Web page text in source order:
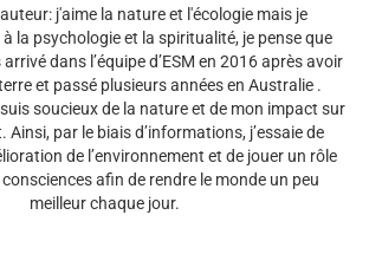
j'aime la nature et l'écologie mais je
la psychologie et la spiritualité, je pense que
dans l’équipe d’ESM en 2016 après avoir
et passé plusieurs années en Australie .
soucieux de la nature et de mon impact sur
Ainsi, par le biais d’informations, j’essaie de
de l’environnement et de jouer un rôle
consciences afin de rendre le monde un peu
meilleur chaque jour.